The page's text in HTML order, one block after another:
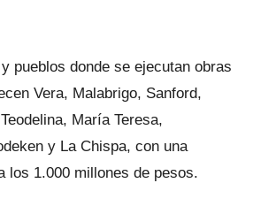
pueblos donde se ejecutan obras
Vera, Malabrigo, Sanford,
María Teresa,
y La Chispa, con una
los 1.000 millones de pesos.